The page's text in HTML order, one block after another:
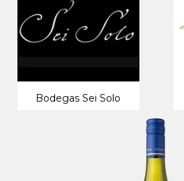
Bodegas Sei Solo